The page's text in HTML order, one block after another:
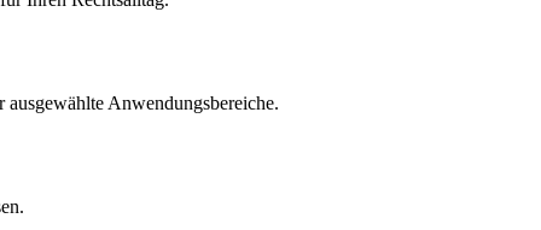
Anwendungsbereiche.